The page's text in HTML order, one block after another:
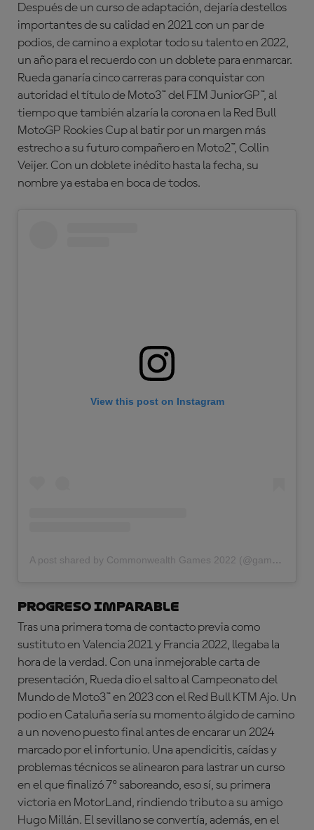
Después de un curso de adaptación, dejaría destellos
importantes de su calidad en 2021 con un par de
podios, de camino a explotar todo su talento en 2022,
un año para el recuerdo con un doblete para enmarcar.
Rueda ganaría cinco carreras para conquistar con
autoridad el título de Moto3™ del FIM JuniorGP™, al
tiempo que también alzaría la corona en la Red Bull
MotoGP Rookies Cup al batir por un margen más
estrecho a su futuro compañero en Moto2™, Collin
Veijer. Con un doblete inédito hasta la fecha, su
nombre ya estaba en boca de todos.
View this post on Instagram
A post shared by Commonwealth Games 2022 (@gamescommonwealth)
PROGRESO IMPARABLE
Tras una primera toma de contacto previa como
sustituto en Valencia 2021 y Francia 2022, llegaba la
hora de la verdad. Con una inmejorable carta de
presentación, Rueda dio el salto al Campeonato del
Mundo de Moto3™ en 2023 con el Red Bull KTM Ajo. Un
podio en Cataluña sería su momento álgido de camino
a un noveno puesto final antes de encarar un 2024
marcado por el infortunio. Una apendicitis, caídas y
problemas técnicos se alinearon para lastrar un curso
en el que finalizó 7º saboreando, eso sí, su primera
victoria en MotorLand, rindiendo tributo a su amigo
Hugo Millán. El sevillano se convertía, además, en el